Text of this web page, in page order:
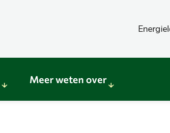
Meer weten over